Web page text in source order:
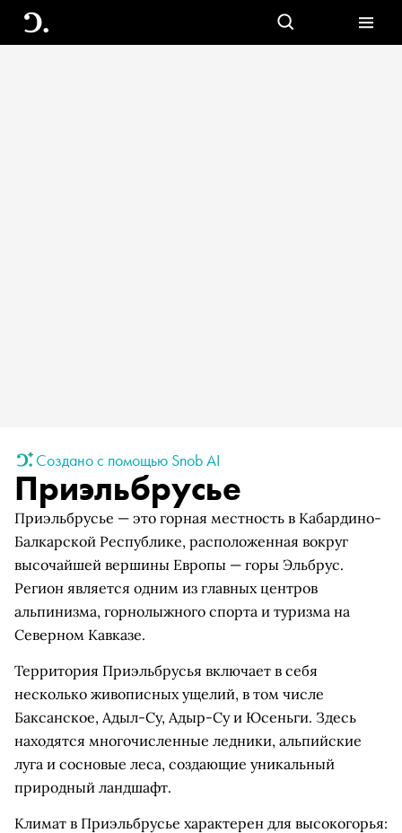
Создано с помощью Snob AI
Приэльбрусье
Приэльбрусье — это горная местность в Кабардино-
Балкарской Республике, расположенная вокруг
высочайшей вершины Европы — горы Эльбрус.
Регион является одним из главных центров
альпинизма, горнолыжного спорта и туризма на
Северном Кавказе.
Территория Приэльбрусья включает в себя
несколько живописных ущелий, в том числе
Баксанское, Адыл-Су, Адыр-Су и Юсеньги. Здесь
находятся многочисленные ледники, альпийские
луга и сосновые леса, создающие уникальный
природный ландшафт.
Климат в Приэльбрусье характерен для высокогорья: